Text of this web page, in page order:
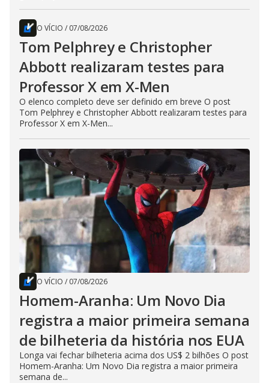
O VÍCIO / 07/08/2026
Tom Pelphrey e Christopher
Abbott realizaram testes para
Professor X em X-Men
O elenco completo deve ser definido em breve O post
Tom Pelphrey e Christopher Abbott realizaram testes para
Professor X em X-Men...
O VÍCIO / 07/08/2026
Homem-Aranha: Um Novo Dia
registra a maior primeira semana
de bilheteria da história nos EUA
Longa vai fechar bilheteria acima dos US$ 2 bilhões O post
Homem-Aranha: Um Novo Dia registra a maior primeira
semana de...